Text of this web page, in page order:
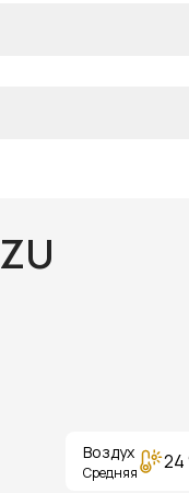
Воздух
Средняя 24